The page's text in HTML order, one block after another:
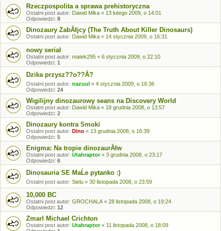
Rzeczpospolita a sprawa prehistoryczna
Ostatni post autor: Dawid Mika « 13 lutego 2009, o 14:01
Odpowiedzi: 8
Dinozaury ZabĂłjcy (The Truth About Killer Dinosaurs)
Ostatni post autor: Dawid Mika « 14 stycznia 2009, o 16:31
nowy serial
Ostatni post autor: matek295 « 6 stycznia 2009, o 22:10
Odpowiedzi: 1
Dzika przysz??o??Ă?
Ostatni post autor: nazuul « 4 stycznia 2009, o 16:36
Odpowiedzi: 24
Wigilijny dinozaurowy seans na Discovery World
Ostatni post autor: Dawid Mika « 18 grudnia 2008, o 13:57
Odpowiedzi: 2
Dinozaury kontra Smoki
Ostatni post autor: Dino « 13 grudnia 2008, o 16:39
Odpowiedzi: 5
Enigma: Na tropie dinozaurĂłw
Ostatni post autor: Utahraptor« 3 grudnia 2008, o 23:17
Odpowiedzi: 6
Dinosauria SE MaĹe pytanko :)
Ostatni post autor: Sielu « 30 listopada 2008, o 23:59
10,000 BC
Ostatni post autor: GROCHALA « 28 listopada 2008, o 19:24
Odpowiedzi: 12
Zmarl Michael Crichton
Ostatni post autor: Utahraptor« 11 listopada 2008, o 18:09